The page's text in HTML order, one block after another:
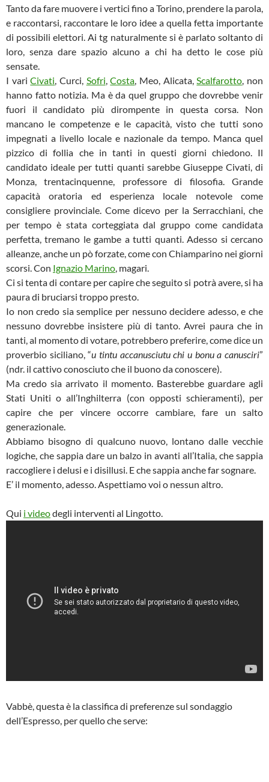
Tanto da fare muovere i vertici fino a Torino, prendere la parola,
e raccontarsi, raccontare le loro idee a quella fetta importante
di possibili elettori. Ai tg naturalmente si è parlato soltanto di
loro, senza dare spazio alcuno a chi ha detto le cose più
sensate.
I variCivati, Curci, Sofri,Costa, Meo, Alicata,Scalfarotto, non
hanno fatto notizia. Ma è da quel gruppo che dovrebbe venir
fuori il candidato più dirompente in questa corsa. Non
mancano le competenze e le capacità, visto che tutti sono
impegnati a livello locale e nazionale da tempo. Manca quel
pizzico di follia che in tanti in questi giorni chiedono. Il
candidato ideale per tutti quanti sarebbe Giuseppe Civati, di
Monza, trentacinquenne, professore di filosofia. Grande
capacità oratoria ed esperienza locale notevole come
consigliere provinciale. Come dicevo per la Serracchiani, che
per tempo è stata corteggiata dal gruppo come candidata
perfetta, tremano le gambe a tutti quanti. Adesso si cercano
alleanze, anche un pò forzate, come con Chiamparino nei giorni
scorsi. Con Ignazio Marino, magari.
Ci si tenta di contare per capire che seguito si potrà avere, si ha
paura di bruciarsi troppo presto.
Io non credo sia semplice per nessuno decidere adesso, e che
nessuno dovrebbe insistere più di tanto. Avrei paura che in
tanti, al momento di votare, potrebbero preferire, come dice un
proverbio siciliano, “u tintu accanusciutuchiu bonu a canusciri”
(ndr. il cattivo conosciuto che il buono da conoscere).
Ma credo sia arrivato il momento. Basterebbe guardare agli
Stati Uniti o all’Inghilterra (con opposti schieramenti), per
capire che per vincere occorre cambiare, fare un salto
generazionale.
Abbiamo bisogno di qualcuno nuovo, lontano dalle vecchie
logiche, che sappia dare un balzo in avanti all’Italia, che sappia
raccogliere i delusi e i disillusi. E che sappia anche far sognare.
E’ il momento, adesso. Aspettiamo voi o nessun altro.
Qui i videodegli interventi al Lingotto.
Vabbè, questa è la classifica di preferenze sul sondaggio
dell’Espresso, per quello che serve: